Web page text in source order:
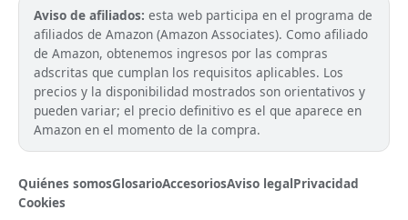
Aviso de afiliados: esta web participa en el programa de
afiliados de Amazon (Amazon Associates). Como afiliado
de Amazon, obtenemos ingresos por las compras
adscritas que cumplan los requisitos aplicables. Los
precios y la disponibilidad mostrados son orientativos y
pueden variar; el precio definitivo es el que aparece en
Amazon en el momento de la compra.
Quiénes somosGlosarioAccesoriosAviso legalPrivacidad
Cookies